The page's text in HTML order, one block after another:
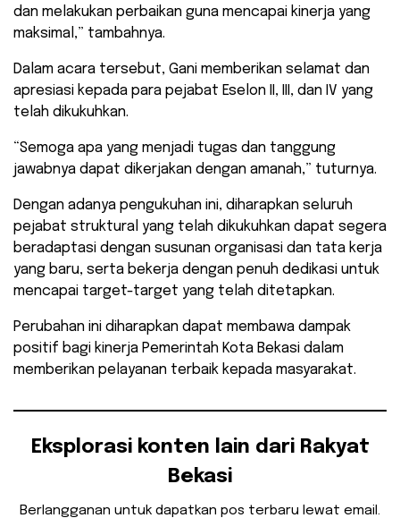
dan melakukan perbaikan guna mencapai kinerja yang
maksimal,” tambahnya.
Dalam acara tersebut, Gani memberikan selamat dan
apresiasi kepada para pejabat Eselon II, III, dan IV yang
telah dikukuhkan.
“Semoga apa yang menjadi tugas dan tanggung
jawabnya dapat dikerjakan dengan amanah,” tuturnya.
Dengan adanya pengukuhan ini, diharapkan seluruh
pejabat struktural yang telah dikukuhkan dapat segera
beradaptasi dengan susunan organisasi dan tata kerja
yang baru, serta bekerja dengan penuh dedikasi untuk
mencapai target-target yang telah ditetapkan.
Perubahan ini diharapkan dapat membawa dampak
positif bagi kinerja Pemerintah Kota Bekasi dalam
memberikan pelayanan terbaik kepada masyarakat.
Eksplorasi konten lain dari Rakyat
Bekasi
Berlangganan untuk dapatkan pos terbaru lewat email.